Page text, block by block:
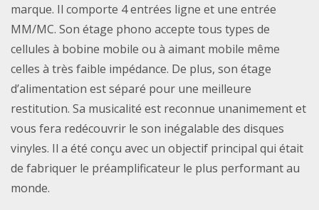
marque. Il comporte 4 entrées ligne et une entrée
MM/MC. Son étage phono accepte tous types de
cellules à bobine mobile ou à aimant mobile même
celles à très faible impédance. De plus, son étage
d’alimentation est séparé pour une meilleure
restitution. Sa musicalité est reconnue unanimement et
vous fera redécouvrir le son inégalable des disques
vinyles. Il a été conçu avec un objectif principal qui était
de fabriquer le préamplificateur le plus performant au
monde.